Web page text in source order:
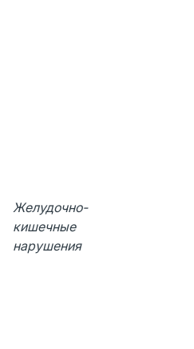
Желудочно-
кишечные
нарушения